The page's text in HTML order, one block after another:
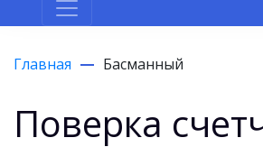
Главная Басманный
Поверка